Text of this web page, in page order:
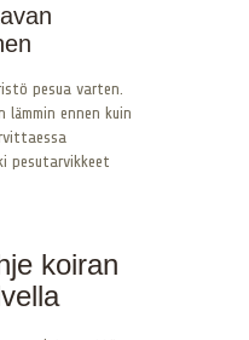
pesua varten.
ennen kuin
pesutarvikkeet
koiran